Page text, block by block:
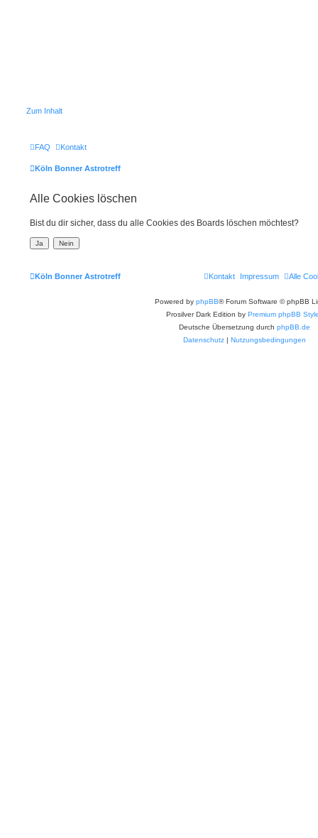
Zum Inhalt
FAQ Kontakt
Köln Bonner Astrotreff
Alle Cookies löschen
Bist du dir sicher, dass du alle Cookies des Boards löschen möchtest?
Köln Bonner Astrotreff Alle
Impressum
Kontakt
Powered by phpBB® Forum Software © phpBB
Prosilver Dark Edition by Premium phpBB
Deutsche Übersetzung durch phpBB.de
Datenschutz | Nutzungsbedingungen